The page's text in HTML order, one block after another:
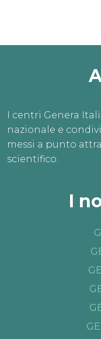
I centri Genera
nazionale e
messi a punto
scientifico.
I